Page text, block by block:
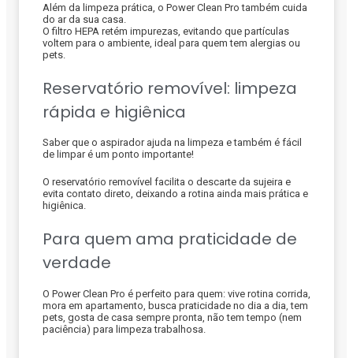
Além da limpeza prática, o Power Clean Pro também cuida
do ar da sua casa.
O filtro HEPA retém impurezas, evitando que partículas
voltem para o ambiente, ideal para quem tem alergias ou
pets.
Reservatório removível: limpeza
rápida e higiênica
Saber que o aspirador ajuda na limpeza e também é fácil
de limpar é um ponto importante!
O reservatório removível facilita o descarte da sujeira e
evita contato direto, deixando a rotina ainda mais prática e
higiênica.
Para quem ama praticidade de
verdade
O Power Clean Pro é perfeito para quem: vive rotina corrida,
mora em apartamento, busca praticidade no dia a dia, tem
pets, gosta de casa sempre pronta, não tem tempo (nem
paciência) para limpeza trabalhosa.